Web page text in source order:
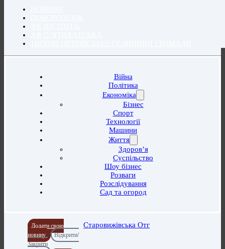
Війна
Політика
Економіка
Бізнес
Спорт
Технології
Машини
Життя
Здоров’я
Суспільство
Шоу бізнес
Розваги
Розслідування
Сад та огород
Додати свою
новину
Відкрити/
Закрити
Старовижівська Отг